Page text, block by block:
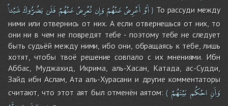
أَوْأَعْرِضْعَنْهُمْوَإِنتُعْرِضْعَنْهُمْفَلَنيَضُرُّوكَشَيْئاً ) То рассуди между
ними или отвернись от них. А если отвернешься от них, то
они ни в чем не повредят тебе - поэтому тебе не следует
быть судьёй между ними, ибо они, обращаясь к тебе, лишь
хотят, чтобы твоё решение совпало с их мнениями. Ибн
Аббас, Муджахид, Икрима, аль-Хасан, Катада, ас-Судди,
Зайд ибн Аслам, Ата аль-Хурасани и другие комментаторы
считают, что этот аят был отменён аятом:( وَأَنِاحْكُم بَيْنَهُمْ